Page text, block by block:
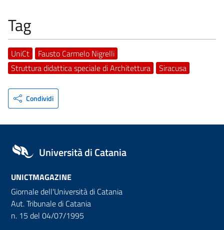
Tag
UniCt
Fausto Carmelo Nigrelli
Struttura didattica speciale di Architettura
Siracusa
Condividi
Università di Catania
UNICTMAGAZINE
Giornale dell'Università di Catania
Aut. Tribunale di Catania
n. 15 del 04/07/1995